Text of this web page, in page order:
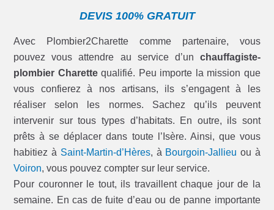
DEVIS 100% GRATUIT
Avec Plombier2Charette comme partenaire, vous
pouvez vous attendre au service d’un chauffagiste-
plombier Charettequalifié. Peu importe la mission que
vous confierez à nos artisans, ils s’engagent à les
réaliser selon les normes. Sachez qu’ils peuvent
intervenir sur tous types d’habitats. En outre, ils sont
prêts à se déplacer dans toute l’Isère. Ainsi, que vous
habitiez à Saint-Martin-d’Hères, à Bourgoin-Jallieu ou à
Voiron, vous pouvez compter sur leur service.
Pour couronner le tout, ils travaillent chaque jour de la
semaine. En cas de fuite d’eau ou de panne importante